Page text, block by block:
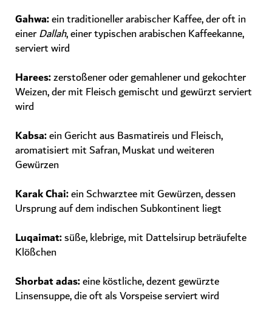
Gahwa:ein traditioneller arabischer Kaffee, der oft in
einerDallah, einer typischen arabischen Kaffeekanne,
serviert wird
Harees:zerstoßener oder gemahlener und gekochter
Weizen, der mit Fleisch gemischt und gewürzt serviert
wird
Kabsa:ein Gericht aus Basmatireis und Fleisch,
aromatisiert mit Safran, Muskat und weiteren
Gewürzen
Karak Chai:ein Schwarztee mit Gewürzen, dessen
Ursprung auf dem indischen Subkontinent liegt
Luqaimat:süße, klebrige, mit Dattelsirup beträufelte
Klößchen
Shorbat adas:eine köstliche, dezent gewürzte
Linsensuppe, die oft als Vorspeise serviert wird